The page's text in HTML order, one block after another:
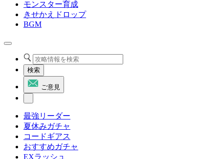
モンスター育成
きせかえドロップ
BGM
検索
ご意見
最強リーダー
夏休みガチャ
コードギアス
おすすめガチャ
EXラッシュ